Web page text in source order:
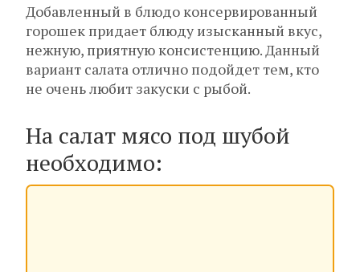
Добавленный в блюдо консервированный
горошек придает блюду изысканный вкус,
нежную, приятную консистенцию. Данный
вариант салата отлично подойдет тем, кто
не очень любит закуски с рыбой.
На салат мясо под шубой
необходимо: